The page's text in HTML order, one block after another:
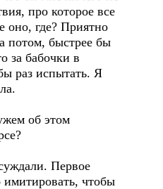
про которое все
оно, где? Приятно
потом, быстрее бы
за бабочки в
раз испытать. Я
об этом
Первое
имитировать, чтобы